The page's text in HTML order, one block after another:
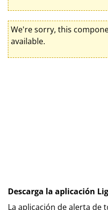
We're sorry, this
available.
Descarga la aplicación
La aplicación de alerta de